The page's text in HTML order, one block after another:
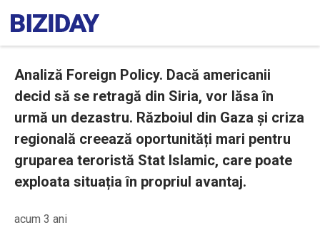
Analiză Foreign Policy. Dacă americanii
decid să se retragă din Siria, vor lăsa în
urmă un dezastru. Războiul din Gaza și criza
regională creează oportunități mari pentru
gruparea teroristă Stat Islamic, care poate
exploata situația în propriul avantaj.
acum 3 ani